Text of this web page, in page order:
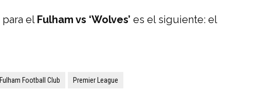
para el Fulham vs ‘Wolves’ es el siguiente: el
Fulham Football Club Premier League